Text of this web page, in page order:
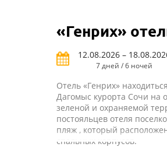
«Генрих»
12.08.2026 –
7 дней / 6 ночей
Отель «Генрих»
Дагомыс курорта Сочи на
зеленой и охраняемой
постояльцев отеля
пляж , который
спальных корпусов.